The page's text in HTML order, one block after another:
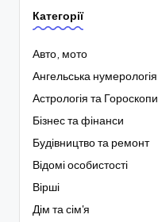
Категорії
Авто, мото
Ангельська нумерологія
Астрологія та Гороскопи
Бізнес та фінанси
Будівництво та ремонт
Відомі особистості
Вірші
Дім та сім'я